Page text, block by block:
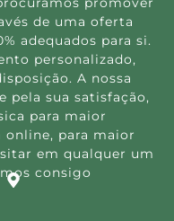
de uma oferta
adequados para si.
personalizado,
A nossa
pela sua satisfação,
para maior
para maior
em qualquer um
consigo